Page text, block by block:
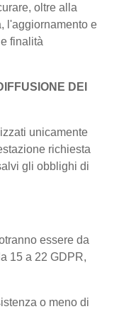
oltre alla
l'aggiornamento e
finalità
DEI
unicamente
richiesta
gli obblighi di
essere da
15 a 22 GDPR,
o meno di